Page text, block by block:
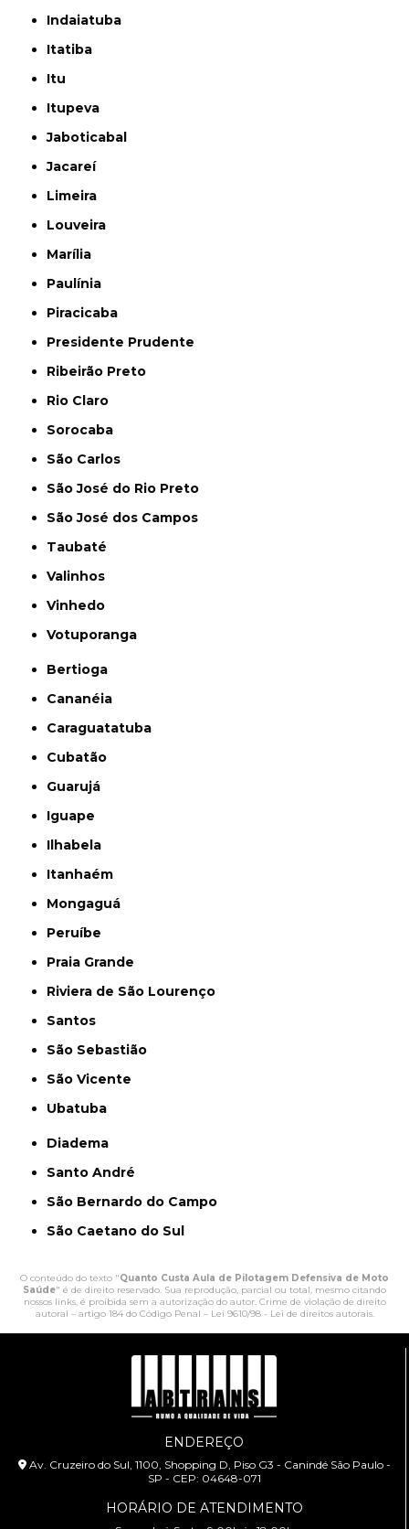
Indaiatuba
Itatiba
Itu
Itupeva
Jaboticabal
Jacareí
Limeira
Louveira
Marília
Paulínia
Piracicaba
Presidente Prudente
Ribeirão Preto
Rio Claro
Sorocaba
São Carlos
São José do Rio Preto
São José dos Campos
Taubaté
Valinhos
Vinhedo
Votuporanga
Bertioga
Cananéia
Caraguatatuba
Cubatão
Guarujá
Iguape
Ilhabela
Itanhaém
Mongaguá
Peruíbe
Praia Grande
Riviera de São Lourenço
Santos
São Sebastião
São Vicente
Ubatuba
Diadema
Santo André
São Bernardo do Campo
São Caetano do Sul
O conteúdo do texto "Quanto Custa Aula de Pilotagem Defensiva de Moto
Saúde" é de direito reservado. Sua reprodução, parcial ou total, mesmo citando
nossos links, é proibida sem a autorização do autor. Crime de violação de direito
autoral – artigo 184 do Código Penal – Lei 9610/98 - Lei de direitos autorais.
ENDEREÇO
Av. Cruzeiro do Sul, 1100, Shopping D, Piso G3 - Canindé São Paulo -
SP - CEP: 04648-071
HORÁRIO DE ATENDIMENTO